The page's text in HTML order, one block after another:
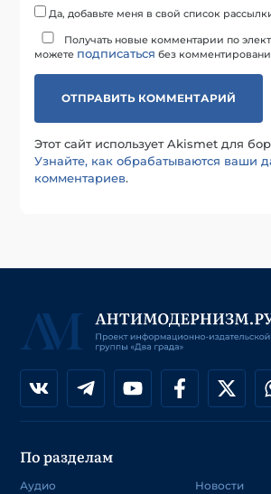
Да, добавьте меня в свой список
Получать новые комментарии по
можете подписаться без
Этот сайт использует Akismet для
Узнайте, как обрабатываются ваши
комментариев.
По разделам
Аудио
Новости